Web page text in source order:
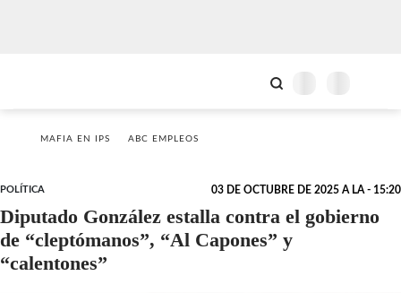
MAFIA EN IPS ABC EMPLEOS
POLÍTICA 03 DE OCTUBRE DE 2025 A LA - 15:20
Diputado González estalla contra el gobierno
de “cleptómanos”, “Al Capones” y
“calentones”